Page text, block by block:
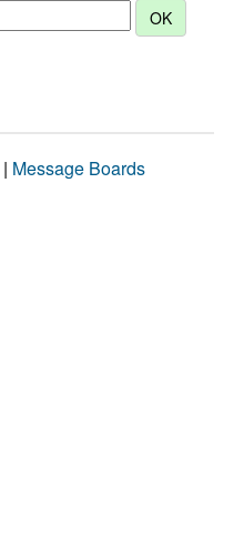
| Message Boards